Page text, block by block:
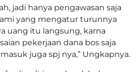
jadi hanya pengawasan saja
yang mengatur turunnya
uang itu langsung, karna
pekerjaan dana bos saja
juga spj nya,” Ungkapnya.